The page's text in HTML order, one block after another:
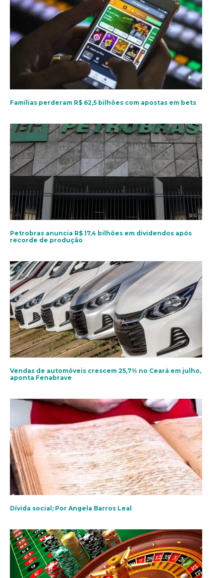
Famílias perderam R$ 62,5 bilhões com apostas em bets
Petrobras anuncia R$ 17,4 bilhões em dividendos após
recorde de produção
Vendas de automóveis crescem 25,7% no Ceará em julho,
aponta Fenabrave
Dívida social; Por Angela Barros Leal